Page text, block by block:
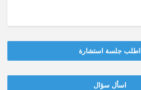
اطلب جلسة استشارة
‫‫اسأل سؤال